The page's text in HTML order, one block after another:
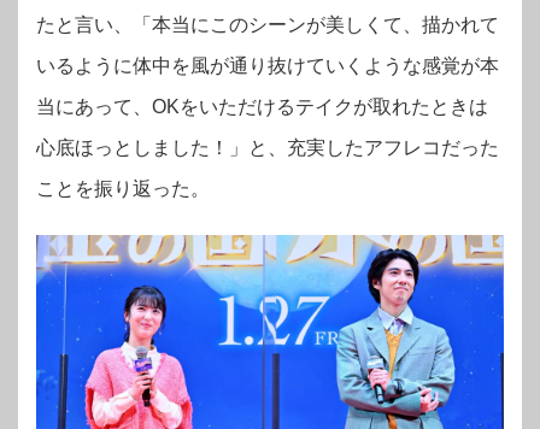
たと言い、「本当にこのシーンが美しくて、描かれて
いるように体中を風が通り抜けていくような感覚が本
当にあって、OKをいただけるテイクが取れたときは
心底ほっとしました！」と、充実したアフレコだった
ことを振り返った。